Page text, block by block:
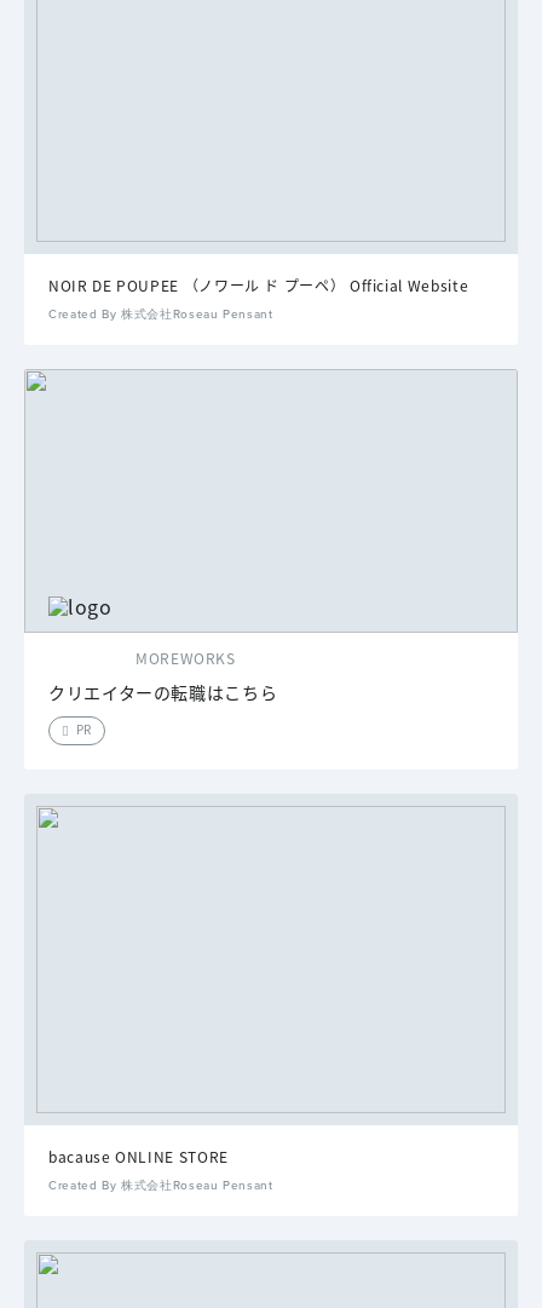
NOIR DE POUPEE （ノワール ド プーペ） Official Website
Created By 株式会社Roseau Pensant
MOREWORKS
クリエイターの転職はこちら
PR
bacause ONLINE STORE
Created By 株式会社Roseau Pensant